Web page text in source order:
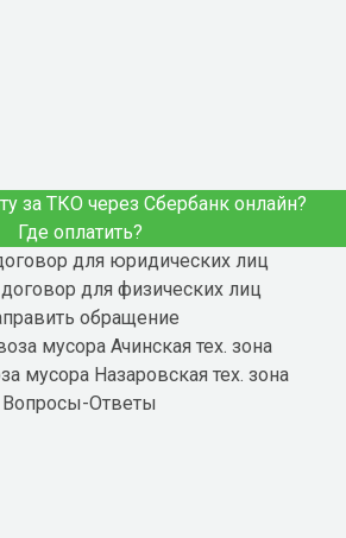
за ТКО через Сбербанк онлайн?
Где оплатить?
для юридических лиц
для физических лиц
обращение
мусора Ачинская тех. зона
мусора Назаровская тех. зона
Вопросы-Ответы